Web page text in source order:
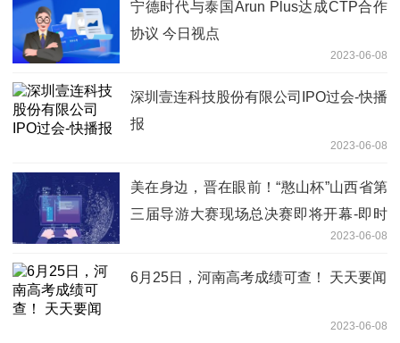
宁德时代与泰国Arun Plus达成CTP合作
协议 今日视点
2023-06-08
深圳壹连科技股份有限公司IPO过会-快播
报
2023-06-08
美在身边，晋在眼前！“憨山杯”山西省第
三届导游大赛现场总决赛即将开幕-即时
2023-06-08
6月25日，河南高考成绩可查！ 天天要闻
2023-06-08